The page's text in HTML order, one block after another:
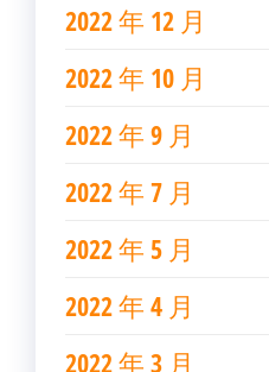
2022 年 12 月
2022 年 10 月
2022 年 9 月
2022 年 7 月
2022 年 5 月
2022 年 4 月
2022 年 3 月